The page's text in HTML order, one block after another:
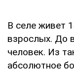
В селе живет
взрослых. До
человек. Из
абсолютное